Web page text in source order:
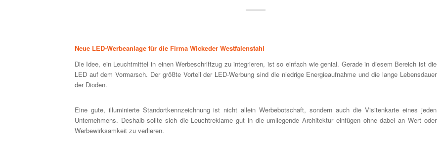
Neue LED-Werbeanlage für die Firma Wickeder Westfalenstahl
Die Idee, ein Leuchtmittel in einen Werbeschriftzug zu integrieren, ist so einfach wie genial. Gerade in diesem Bereich ist die
LED auf dem Vormarsch. Der größte Vorteil der LED-Werbung sind die niedrige Energieaufnahme und die lange Lebensdauer
der Dioden.
Eine gute, illuminierte Standortkennzeichnung ist nicht allein Werbebotschaft, sondern auch die Visitenkarte eines jeden
Unternehmens. Deshalb sollte sich die Leuchtreklame gut in die umliegende Architektur einfügen ohne dabei an Wert oder
Werbewirksamkeit zu verlieren.